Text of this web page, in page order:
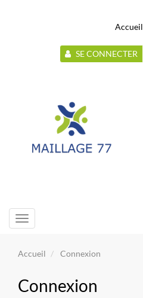
Accueil
SE CONNECTER
Toggle
navigation
Accueil Connexion
Connexion